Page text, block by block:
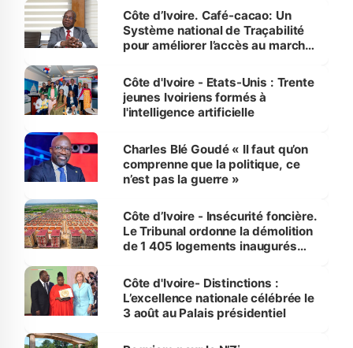
Côte d’Ivoire. Café-cacao: Un
Système national de Traçabilité
pour améliorer l’accès au marché
Côte d'Ivoire - Etats-Unis : Trente
jeunes Ivoiriens formés à
l'intelligence artificielle
Charles Blé Goudé « Il faut qu’on
comprenne que la politique, ce
n’est pas la guerre »
Côte d’Ivoire - Insécurité foncière.
Le Tribunal ordonne la démolition
de 1 405 logements inaugurés
Bassam
Côte d'Ivoire- Distinctions :
L’excellence nationale célébrée le
3 août au Palais présidentiel